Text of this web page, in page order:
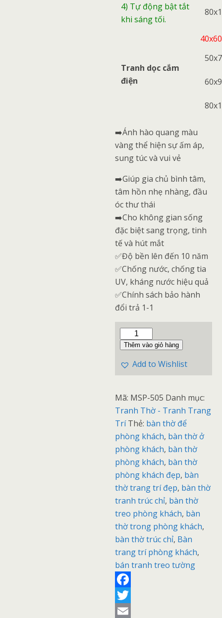
4) Tự động bật tắt
khi sáng tối.
Tranh dọc cắm
điện
➡️Ánh hào quang màu
vàng thể hiện sự ấm áp,
sung túc và vui vẻ
➡️Giúp gia chủ bình tâm,
tâm hồn nhẹ nhàng, đầu
óc thư thái
➡️Cho không gian sống
đặc biệt sang trọng, tinh
tế và hút mắt
✅Độ bền lên đến 10 năm
✅Chống nước, chống tia
UV, kháng nước hiệu quả
✅Chính sách bảo hành
đổi trả 1-1
Tranh
Trúc
Dọc
-
Cắm
Điện,
Smart
Home,
TRANH
THỜ
TÀI
LỘC
ĐÀ
NẴNG
số
lượng
Thêm vào giỏ hàng
Add to Wishlist
Mã: MSP-505 Danh mục:
Tranh Thờ - Tranh Trang
Trí Thẻ: bàn thờ để
phòng khách, bàn thờ ở
phòng khách, bàn thờ
phòng khách, bàn thờ
phòng khách đẹp, bàn
thờ trang trí đẹp, bàn thờ
tranh trúc chỉ, bàn thờ
treo phòng khách, bàn
thờ trong phòng khách,
bàn thờ trúc chỉ, Bàn
trang trí phòng khách,
bán tranh treo tường
F
a
T